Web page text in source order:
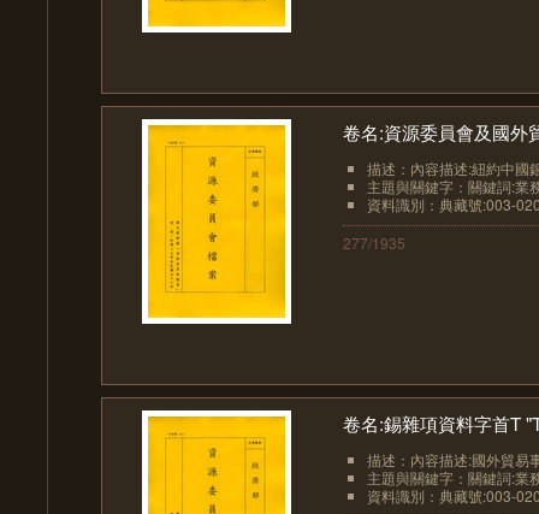
卷名:資源委員會及國外
描述：內容描述:紐約中國
主題與關鍵字：關鍵詞:業
資料識別：典藏號:003-
277/1935
卷名:錫雜項資料字首T
描述：內容描述:國外貿易
主題與關鍵字：關鍵詞:業
資料識別：典藏號:003-